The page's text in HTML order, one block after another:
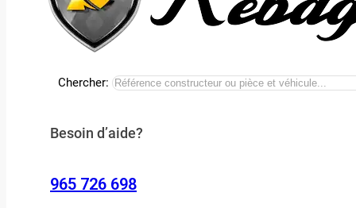
Chercher:
Besoin d’aide?
965 726 698